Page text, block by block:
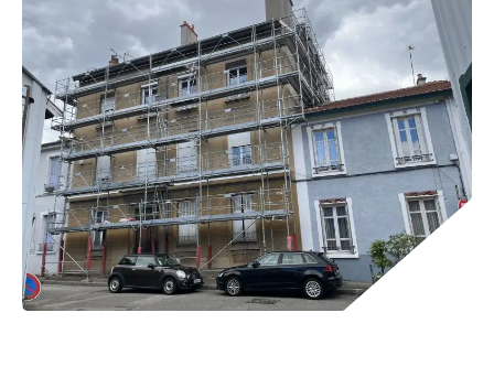
NOS AMIS, PARRAINS ET MARRAINES
NOS FONDATIONS ABRITÉES
NOS ÉVÉNEMENTS
NOUS REJOINDRE
ACCUEILLIR, ACCOMPAGNER, LOGER
SOUTENIR L’ENGAGEMENT DES HABITANTS
DÉFENDRE L’ACCÈS AUX DROITS
DONNER LES MOYENS D’AGIR
RAPPORTS SUR L’ÉTAT DU MAL-LOGEMENT
S’ENGAGER AUTREMENT
FAIRE UN DON IFI
PARTENARIATS ENTREPRISES
RÉDUCTIONS FISCALES